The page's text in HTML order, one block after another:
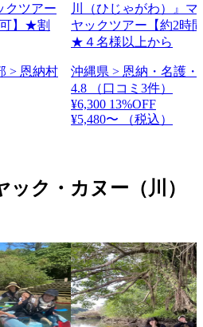
クツアー
可】★割
> 恩納村
川（ひじゃがわ）』マ
ヤックツアー【約2時
★４名様以上から
沖縄県 > 恩納・名護・
4.8
（口コミ3件）
¥6,300 13%OFF
¥5,480〜
（税込）
ク・カヌー（川）